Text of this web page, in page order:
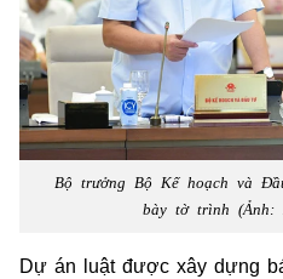
Bộ trưởng Bộ Kế hoạch và
bày tờ trình (Ảnh:
Dự án luật được xây dựng